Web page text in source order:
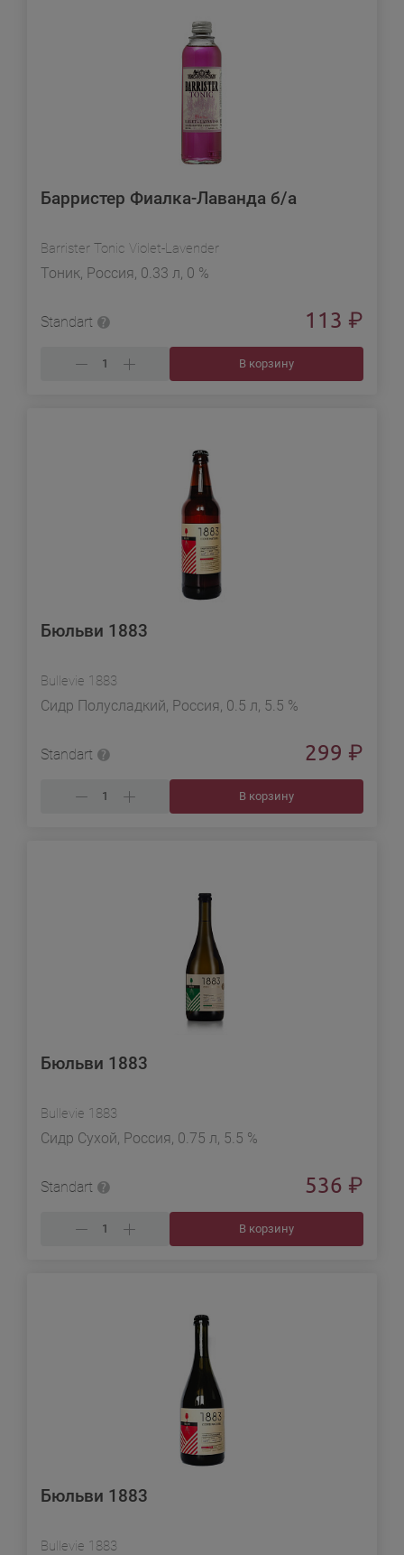
Барристер Фиалка-Лаванда б/а
Barrister Tonic Violet-Lavender
Тоник, Россия, 0.33 л, 0 %
Standart 113 ₽
В корзину
Бюльви 1883
Bullevie 1883
Сидр Полусладкий, Россия, 0.5 л, 5.5 %
Standart 299 ₽
В корзину
Бюльви 1883
Bullevie 1883
Сидр Сухой, Россия, 0.75 л, 5.5 %
Standart 536 ₽
В корзину
Бюльви 1883
Bullevie 1883